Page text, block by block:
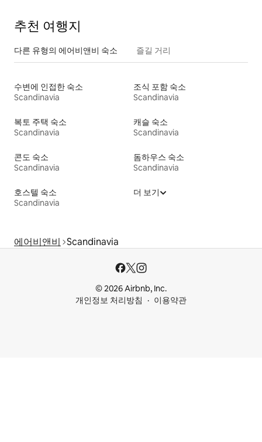
추천 여행지
다른 유형의 에어비앤비 숙소 즐길 거리
수변에 인접한 숙소
Scandinavia
조식 포함 숙소
Scandinavia
복토 주택 숙소
Scandinavia
캐슬 숙소
Scandinavia
콘도 숙소
Scandinavia
돔하우스 숙소
Scandinavia
호스텔 숙소
Scandinavia
더 보기
에어비앤비 Scandinavia
© 2026 Airbnb, Inc.
개인정보 처리방침
이용약관